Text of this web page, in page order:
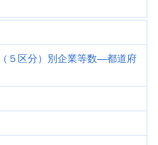
５区分）別企業等数―都道府